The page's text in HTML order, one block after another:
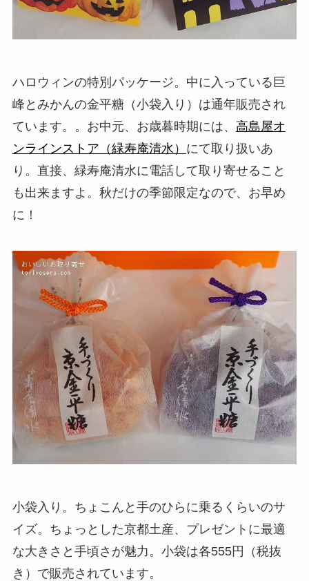
ハロウィンの特別パッケージ。中に入っている巨
峰とみかんの金平糖（小袋入り）は通年販売され
ています。。お中元、お歳暮時期には、 高島屋オ
ンラインストア（緑寿庵清水） にて取り扱いあ
り。直接、緑寿庵清水に電話して取り寄せること
も出来ますよ。秋だけの季節限定なので、お早め
に！
小袋入り。ちょこんと手のひらに乗るくらいのサ
イズ。ちょっとした京都土産、プレゼントに最適
な大きさと手頃さが魅力。小袋は各555円（税抜
き）で販売されています。